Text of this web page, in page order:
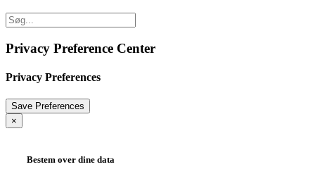
Privacy Preference Center
Privacy Preferences
×
Bestem over dine data